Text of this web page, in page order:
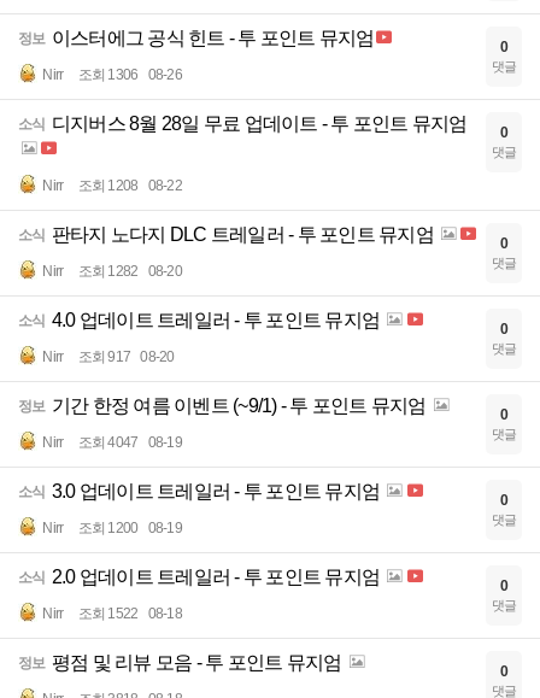
정보 이스터에그 공식 힌트 - 투 포인트 뮤지엄
Nirr 조회 1306 08-26
0
댓글
소식 디지버스 8월 28일 무료 업데이트 - 투 포인트 뮤지엄
Nirr 조회 1208 08-22
0
댓글
소식 판타지 노다지 DLC 트레일러 - 투 포인트 뮤지엄
Nirr 조회 1282 08-20
0
댓글
소식 4.0 업데이트 트레일러 - 투 포인트 뮤지엄
Nirr 조회 917 08-20
0
댓글
정보 기간 한정 여름 이벤트 (~9/1) - 투 포인트 뮤지엄
Nirr 조회 4047 08-19
0
댓글
소식 3.0 업데이트 트레일러 - 투 포인트 뮤지엄
Nirr 조회 1200 08-19
0
댓글
소식 2.0 업데이트 트레일러 - 투 포인트 뮤지엄
Nirr 조회 1522 08-18
0
댓글
정보 평점 및 리뷰 모음 - 투 포인트 뮤지엄 0
댓글